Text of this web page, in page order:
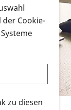
zum
Website
der Cookie-
zu diesen